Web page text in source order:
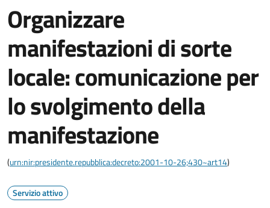
Organizzare
manifestazioni di sorte
locale: comunicazione per
lo svolgimento della
manifestazione
(urn:nir:presidente.repubblica:decreto:2001-10-26;430~art14)
Servizio attivo